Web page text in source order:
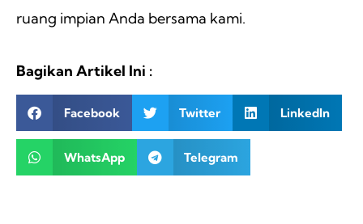
ruang impian Anda bersama kami.
Bagikan Artikel Ini :
Facebook Twitter LinkedIn
WhatsApp Telegram